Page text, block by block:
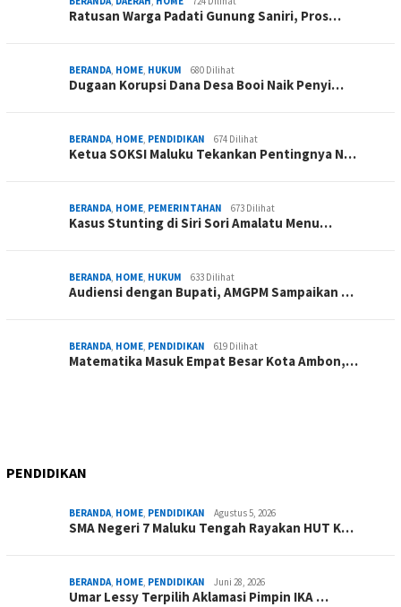
Ratusan Warga Padati Gunung Saniri, Pros…
BERANDA HOME HUKUM 680 Dilihat
Dugaan Korupsi Dana Desa Booi Naik Penyi…
BERANDA HOME PENDIDIKAN 674 Dilihat
Ketua SOKSI Maluku Tekankan Pentingnya N…
BERANDA HOME PEMERINTAHAN 673 Dilihat
Kasus Stunting di Siri Sori Amalatu Menu…
BERANDA HOME HUKUM 633 Dilihat
Audiensi dengan Bupati, AMGPM Sampaikan …
BERANDA HOME PENDIDIKAN 619 Dilihat
Matematika Masuk Empat Besar Kota Ambon,…
PENDIDIKAN
BERANDA HOME PENDIDIKAN Agustus 5, 2026
SMA Negeri 7 Maluku Tengah Rayakan HUT K…
BERANDA HOME PENDIDIKAN Juni 28, 2026
Umar Lessy Terpilih Aklamasi Pimpin IKA …